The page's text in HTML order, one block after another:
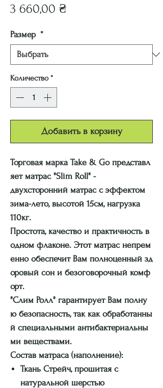
3 660,00 ₴Цена
Размер *
Количество *
Добавить в корзину
Торговая марка Take & Go представл
яет матрас "Slim Roll" -
двухсторонний матрас с эффектом
зима-лето, высотой 15см, нагрузка
110кг.
Простота, качество и практичность в
одном флаконе. Этот матрас непрем
енно обеспечит Вам полноценный зд
оровый сон и безоговорочный комф
орт.
"Слим Ролл" гарантирует Вам полну
ю безопасность, так как обработанны
й специальными антибактериальны
ми веществами.
Состав матраса (наполнение):
Ткань Стрейч, прошитая с
натуральной шерстью